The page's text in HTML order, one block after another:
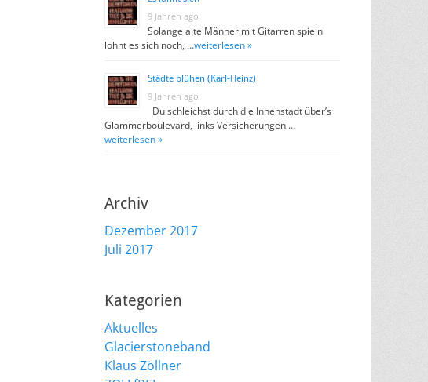
9 Jahren ago
Solange alte Männer mit Gitarren spieln
lohnt es sich noch, …weiterlesen »
Städte blühen (Karl-Heinz)
9 Jahren ago
Du schleichst durch die Innenstadt über’s
Glammerboulevard, links Versicherungen …
weiterlesen »
Archiv
Dezember 2017
Juli 2017
Kategorien
Aktuelles
Glacierstoneband
Klaus Zöllner